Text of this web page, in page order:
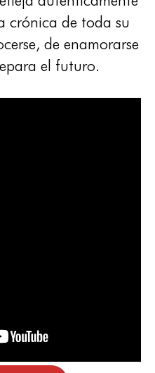
crónica de toda su
de enamorarse
el futuro.